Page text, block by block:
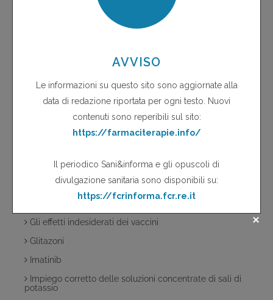
Emolisi da cefalosporine
Farmaci antiretrovirali
Farmaci da sottoporre a monitoraggio intensivo
Farmaci e guida dell'auto
Fitosorveglianza
Fluorochinoloni
Fluorochinoloni e alterazioni glucidiche
Gli effetti indesiderati dei vaccini
Glitazoni
Imatinib
Impiego corretto delle soluzioni concentrate di sali di
potassio